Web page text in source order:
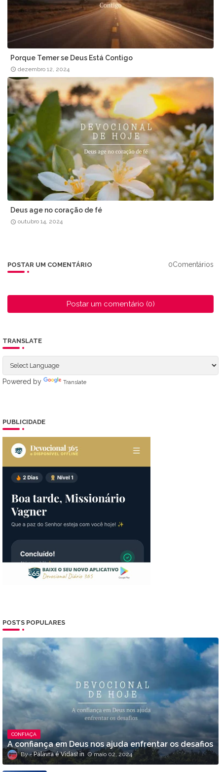
Porque Temer se Deus Está Contigo
dezembro 12, 2024
Deus age no coração de fé
outubro 14, 2024
POSTAR UM COMENTÁRIO 0Comentários
Postar um comentário (0)
TRANSLATE
Powered by Translate
PUBLICIDADE
POSTS POPULARES
CONFIAÇA
A confiança em Deus nos ajuda enfrentar os desafios
Palavra é Vidas! maio 02, 2024